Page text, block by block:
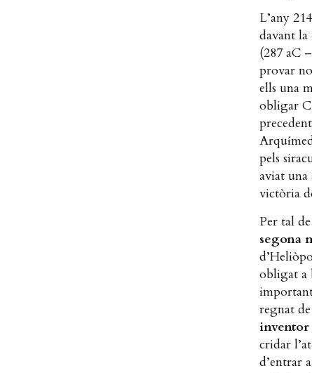
L’any
davant la
(287 aC
provar
ells una
obligar
pels
aviat una
victòria
Per tal
segona
obligat a
regnat
inventor
cridar
d’entrar